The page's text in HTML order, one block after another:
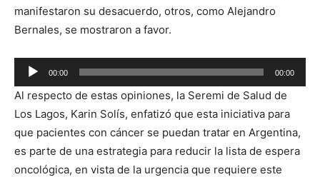
manifestaron su desacuerdo, otros, como Alejandro
Bernales, se mostraron a favor.
Reproductor
de
audio
00:00 00:00
Al respecto de estas opiniones, la Seremi de Salud de
Los Lagos, Karin Solís, enfatizó que esta iniciativa para
que pacientes con cáncer se puedan tratar en Argentina,
es parte de una estrategia para reducir la lista de espera
oncológica, en vista de la urgencia que requiere este